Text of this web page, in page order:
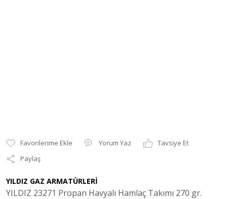
Yorum Yaz
Tavsiye Et
Paylaş
YILDIZ GAZ ARMATÜRLERİ
YILDIZ 23271 Propan Havyalı Hamlaç Takımı 270 gr.